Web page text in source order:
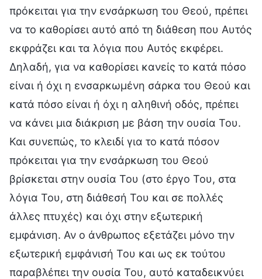
πρόκειται για την ενσάρκωση του Θεού, πρέπει
να το καθορίσει αυτό από τη διάθεση που Αυτός
εκφράζει και τα λόγια που Αυτός εκφέρει.
Δηλαδή, για να καθορίσει κανείς το κατά πόσο
είναι ή όχι η ενσαρκωμένη σάρκα του Θεού και
κατά πόσο είναι ή όχι η αληθινή οδός, πρέπει
να κάνει μια διάκριση με βάση την ουσία Του.
Και συνεπώς, το κλειδί για το κατά πόσον
πρόκειται για την ενσάρκωση του Θεού
βρίσκεται στην ουσία Του (στο έργο Του, στα
λόγια Του, στη διάθεσή Του και σε πολλές
άλλες πτυχές) και όχι στην εξωτερική
εμφάνιση. Αν ο άνθρωπος εξετάζει μόνο την
εξωτερική εμφάνισή Του και ως εκ τούτου
παραβλέπει την ουσία Του, αυτό καταδεικνύει